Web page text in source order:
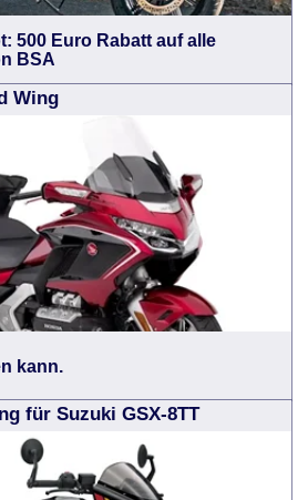
500 Euro Rabatt auf alle
BSA
Wing
kann.
für Suzuki GSX-8TT